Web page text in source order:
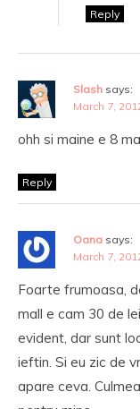
Reply
Slash says:
March 7,
ohh si maine e 8
Reply
Oana says:
March 7,
Foarte frumoasa,
mall e cam 30 de
evident, dar sunt
ieftin. Si eu zic de
apare ceva.